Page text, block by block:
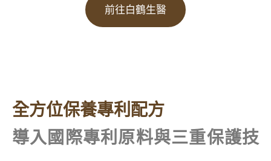
前往白鶴生醫
全方位保養專利配方​
導入國際專利原料與三重保護技